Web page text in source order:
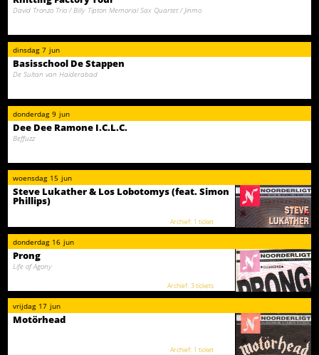
David Tronzo Trio / Billy Tipton Memorial Sax Quartet / Jinmo
dinsdag 7 jun
Basisschool De Stappen
De Sultan van Haiderabad
donderdag 9 jun
Dee Dee Ramone I.C.L.C.
Beffuzz
woensdag 15 jun
Steve Lukather & Los Lobotomys (feat. Simon
Phillips)
1 ticket
donderdag 16 jun
Prong
Life of Agony
3 tickets
vrijdag 17 jun
Motörhead
1 ticket